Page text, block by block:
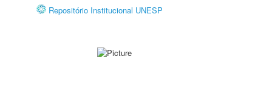
Repositório Institucional UNESP